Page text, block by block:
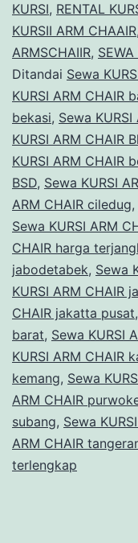
KURSI, RENTAL
KURSII ARM CHAAIR,
ARMSCHAIIR,
Ditandai Sewa
KURSI ARM CHAIR
bekasi, Sewa
KURSI ARM CHAIR
KURSI ARM CHAIR
BSD, Sewa KURSI
ARM CHAIR ciledug,
Sewa KURSI ARM
CHAIR harga
jabodetabek, Sewa
KURSI ARM CHAIR
CHAIR jakatta pusat,
barat, Sewa KURSI
KURSI ARM CHAIR
kemang, Sewa
ARM CHAIR
subang, Sewa
ARM CHAIR
terlengkap